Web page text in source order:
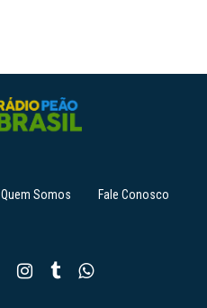
Quem Somos Fale Conosco